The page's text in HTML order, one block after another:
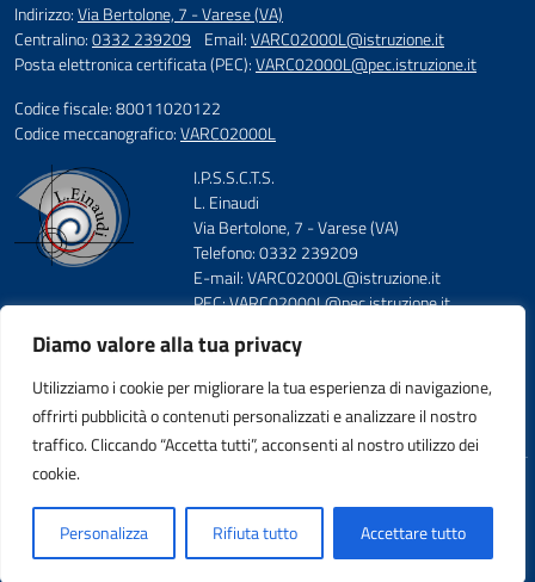
Diamo valore alla tua privacy
Utilizziamo i cookie per migliorare la tua esperienza di navigazione,
offrirti pubblicità o contenuti personalizzati e analizzare il nostro
traffico. Cliccando “Accetta tutti”, acconsenti al nostro utilizzo dei
cookie.
Personalizza Rifiuta tutto Accettare tutto
Indirizzo:Via Bertolone, 7 - Varese (VA)
Centralino:0332 239209 Email:VARC02000L@istruzione.it
Posta elettronica certificata (PEC):VARC02000L@pec.istruzione.it
Codice fiscale: 80011020122
Codice meccanografico:VARC02000L
I.P.S.S.C.T.S.
L. Einaudi
Via Bertolone, 7 - Varese (VA)
Telefono: 0332 239209
E-mail: VARC02000L@istruzione.it
PEC: VARC02000L@pec.istruzione.it
Codice Fiscale: 80011020122
FAX: 0332830340